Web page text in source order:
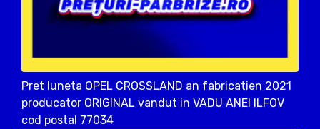
Pret luneta OPEL CROSSLAND an fabricatien 2021
producator ORIGINAL vandut in VADU ANEI ILFOV
cod postal 77034